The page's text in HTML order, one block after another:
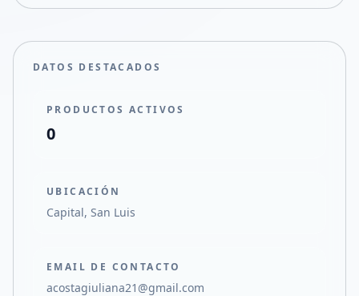
DATOS DESTACADOS
PRODUCTOS ACTIVOS
0
UBICACIÓN
Capital, San Luis
EMAIL DE CONTACTO
acostagiuliana21@gmail.com